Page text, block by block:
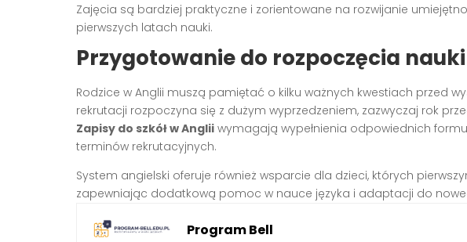
Zajęcia są bardziej praktyczne i zorientowane na rozwijanie
pierwszych latach nauki.
Przygotowanie do rozpoczęcia nauki
Rodzice w Anglii muszą pamiętać o kilku ważnych kwestiach przed
rekrutacji rozpoczyna się z dużym wyprzedzeniem, zazwyczaj rok
Zapisy do szkół w Anglii wymagają wypełnienia odpowiednich
terminów rekrutacyjnych.
System angielski oferuje również wsparcie dla dzieci, których
zapewniając dodatkową pomoc w nauce języka i adaptacji do
Program Bell